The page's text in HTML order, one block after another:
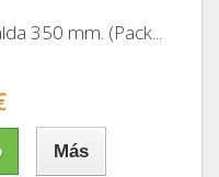
350 mm. (Pack...
Más